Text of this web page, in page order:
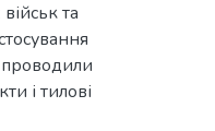
та
і тилові